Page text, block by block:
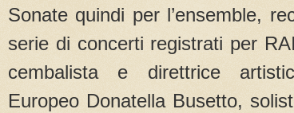
Sonate quindi per l’ensemble,
serie di concerti registrati per
cembalista e direttrice
Europeo Donatella Busetto,